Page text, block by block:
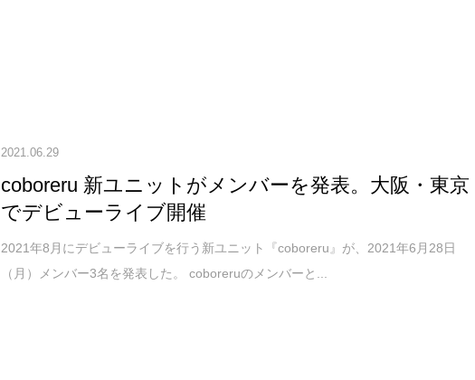
2021.06.29
coboreru 新ユニットがメンバーを発表。大阪・東京
でデビューライブ開催
2021年8月にデビューライブを行う新ユニット『coboreru』が、2021年6月28日
（月）メンバー3名を発表した。 coboreruのメンバーと...